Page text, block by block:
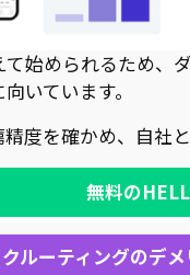
始められるため、
いています。
度を確かめ、自社
無料の
ルーティングのデ